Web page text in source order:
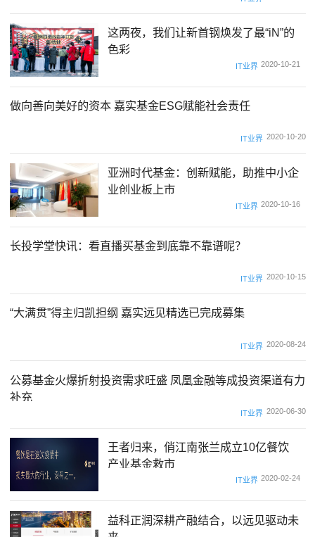
这两夜，我们让新首钢焕发了最“iN”的
色彩
IT业界 2020-10-21
做向善向美好的资本 嘉实基金ESG赋能社会责任
IT业界 2020-10-20
亚洲时代基金：创新赋能，助推中小企
业创业板上市
IT业界 2020-10-16
长投学堂快讯：看直播买基金到底靠不靠谱呢？
IT业界 2020-10-15
“大满贯”得主归凯担纲 嘉实远见精选已完成募集
IT业界 2020-08-24
公募基金火爆折射投资需求旺盛 凤凰金融等成投资渠道有力
补充
IT业界 2020-06-30
王者归来，俏江南张兰成立10亿餐饮
产业基金救市
IT业界 2020-02-24
益科正润深耕产融结合，以远见驱动未